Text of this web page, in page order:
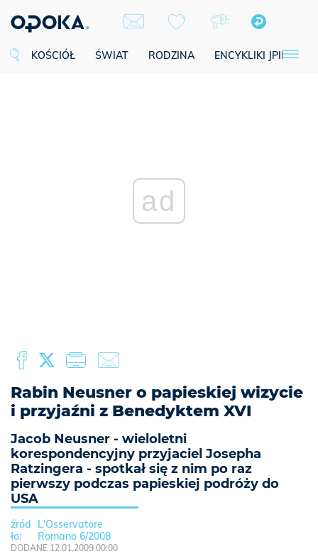
KOŚCIÓŁ ŚWIAT RODZINA ENCYKLIKI JPII
ad
Rabin Neusner o papieskiej wizycie
i przyjaźni z Benedyktem XVI
Jacob Neusner - wieloletni
korespondencyjny przyjaciel Josepha
Ratzingera - spotkał się z nim po raz
pierwszy podczas papieskiej podróży do
USA
L'Osservatore
Romano 6/2008
DODANE 12.01.2009 00:00